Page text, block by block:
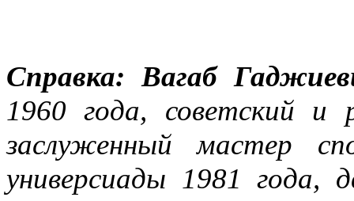
Справка: Вагаб
1960 года, советский и
заслуженный мастер
универсиады 1981 года,